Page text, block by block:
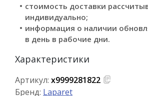
стоимость доставки
индивидуально;
информация о наличии
в день в рабочие дни.
Характеристики
Артикул: х9999281822
Бренд: Laparet